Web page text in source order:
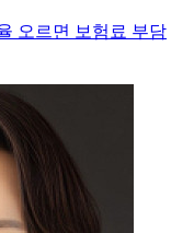
오르면 보험료 부담